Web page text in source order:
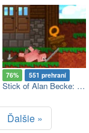
76% 551 prehraní
Stick of Alan Becke: Hill Climb Racing
Ďalšie »